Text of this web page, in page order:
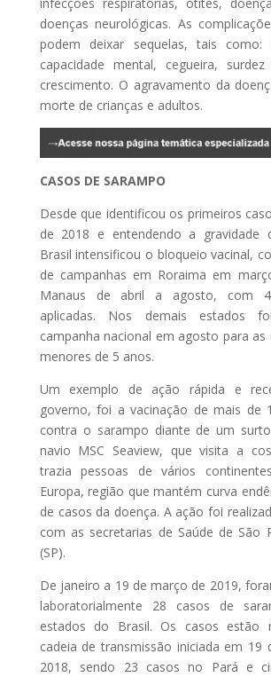
doenças neurológicas. As
podem deixar sequelas, tais como:
capacidade mental, cegueira,
crescimento. O agravamento da
morte de crianças e adultos.
CASOS DE SARAMPO
Desde que identificou os primeiros
de 2018 e entendendo a gravidade
Brasil intensificou o bloqueio vacinal,
de campanhas em Roraima em
Manaus de abril a agosto, com
aplicadas. Nos demais estados
campanha nacional em agosto para as
menores de 5 anos.
Um exemplo de ação rápida e
governo, foi a vacinação de mais de
contra o sarampo diante de um
navio MSC Seaview, que visita a
trazia pessoas de vários
Europa, região que mantém curva
de casos da doença. A ação foi
com as secretarias de Saúde de São
(SP).
De janeiro a 19 de março de 2019,
laboratorialmente 28 casos de
estados do Brasil. Os casos estão
cadeia de transmissão iniciada em 19
2018, sendo 23 casos no Pará e